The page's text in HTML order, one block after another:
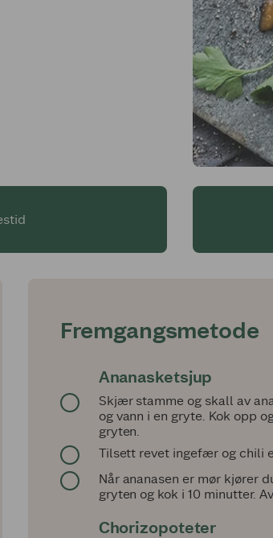
Fremgangsmetode
Ananasketsjup
Skjær stamme og skall av
og vann i en gryte. Kok opp
gryten.
Tilsett revet ingefær og chili
Når ananasen er mør kjører
gryten og kok i 10 minutter.
Chorizopoteter